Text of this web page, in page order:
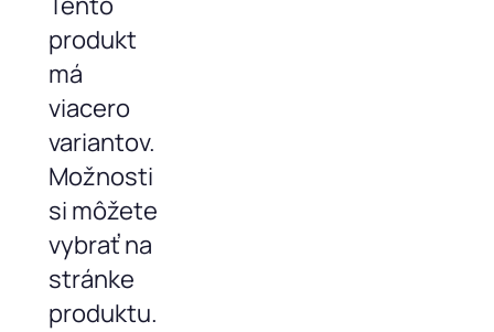
produkt
má
viacero
variantov.
Možnosti
si môžete
vybrať na
stránke
produktu.